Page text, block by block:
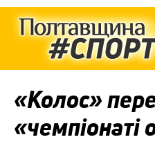
«Колос»
«чемпіонаті